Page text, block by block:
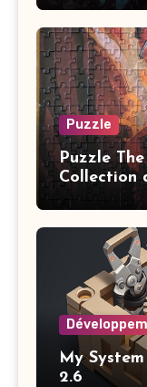
Puzzle
Puzzle
Collection
My
2.6